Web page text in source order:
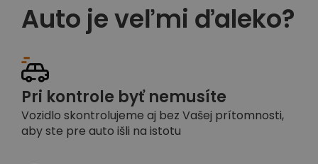
Auto je veľmi ďaleko?
Pri kontrole byť nemusíte
Vozidlo skontrolujeme aj bez Vašej prítomnosti,
aby ste pre auto išli na istotu